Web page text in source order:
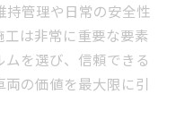
管理や日常の安全性
は非常に重要な要素
を選び、信頼できる
の価値を最大限に引